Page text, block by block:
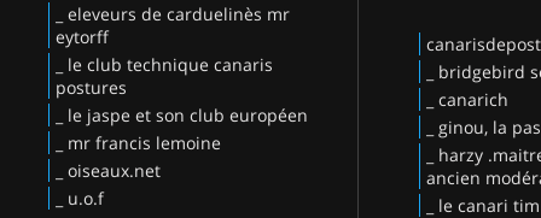
_ eleveurs de carduelinès mr
eytorff
_ le club technique canaris
postures
_ le jaspe et son club européen
_ mr francis lemoine
_ oiseaux.net
_ u.o.f
_ bridgebird
_ canarich
_ ginou, la
_ harzy
ancien
_ le canari